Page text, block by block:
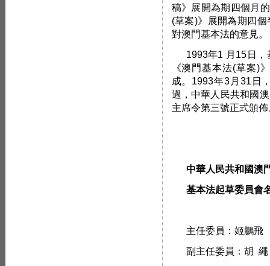
稿》展開為期四個月
(草案)》展開為期四
對澳門基本法的意見。
1993年1 月15日
《澳門基本法(草案)
成。1993年3月31日
過，中華人民共和國
主席令第三號正式頒佈
中華人民共和國澳
基本法起草委員會
主任委員：姬鵬飛
副主任委員：胡